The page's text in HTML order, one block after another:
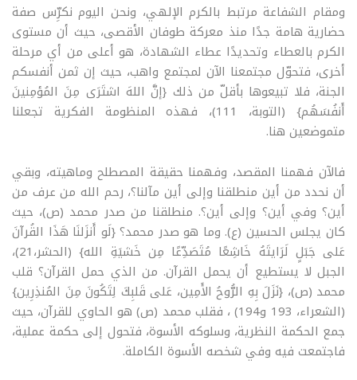
ومقام الشفاعة مرتبط بالكرم الإلهي، ونحن اليوم نكرِّس صفة
حضارية هامة جدًا منذ معركة طوفان الأقصى، حيث أن مستوى
الكرم بالعطاء وتحديدًا عطاء الشهادة، هو أعلى من أي مرحلة
أخرى، فتحوّل مجتمعنا الآن لمجتمع واهب، حيث إن ثمن أنفسكم
الجنة، فلا تبيعوها بأقلّ من ذلك {إنَّ اللهَ اشتَرَى مِنَ المُؤمِنينَ
أَنفُسَهُم} (التوبة، 111)، فهذه المنظومة الفكرية تجعلنا
متموضعين هنا.
فالآن فهمنا المقصد، وفهمنا حقيقة المصطلح وماهيته، وبقي
أن نحدد من أين منطلقنا وإلى أين مآلنا؟، رحم الله من عرف من
أين؟ وفي أين؟ وإلى أين؟. منطلقنا من صدر محمد (ص)، حيث
كان يجلس الحسين (ع). وما هو صدر محمد؟ {لَو أَنزَلنَا هَذَا القُرآنَ
عَلى جَبَلٍ لَرَايتَهُ خَاشِعًا مُتَصَدِّعًا مِن خَشيَةِ الله} (الحشر،21)،
الجبل لا يستطيع أن يحمل القرآن. من الذي حمل القرآن؟ قلب
محمد (ص)، {نَزَلَ بِهِ الرُّوحُ الأَمِين، عَلى قَلبِكَ لِتَكُونَ مِنَ المُنذِرِين}
(الشعراء، 193 و194) ، فقلب محمد (ص) هو الحاوي للقرآن، حيث
جمع الحكمة النظرية، وسلوكه الأسوة، فتحول إلى حكمة عملية،
فاجتمعت فيه وفي شخصه الأسوة الكاملة.